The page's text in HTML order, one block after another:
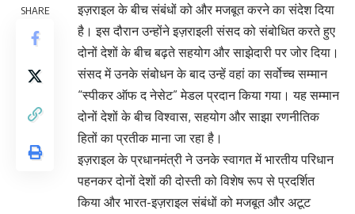
SHARE
इज़राइल के बीच संबंधों को और मजबूत करने का संदेश दिया
है। इस दौरान उन्होंने इज़राइली संसद को संबोधित करते हुए
दोनों देशों के बीच बढ़ते सहयोग और साझेदारी पर जोर दिया।
संसद में उनके संबोधन के बाद उन्हें वहां का सर्वोच्च सम्मान
“स्पीकर ऑफ द नेसेट” मेडल प्रदान किया गया। यह सम्मान
दोनों देशों के बीच विश्वास, सहयोग और साझा रणनीतिक
हितों का प्रतीक माना जा रहा है।
इज़राइल के प्रधानमंत्री ने उनके स्वागत में भारतीय परिधान
पहनकर दोनों देशों की दोस्ती को विशेष रूप से प्रदर्शित
किया और भारत-इज़राइल संबंधों को मजबूत और अटूट